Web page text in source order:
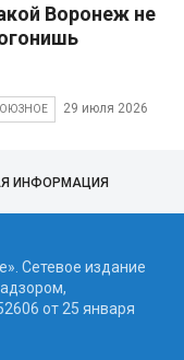
Воронеж не
29 июля 2026
ИНФОРМАЦИЯ
Сетевое издание
от 25 января